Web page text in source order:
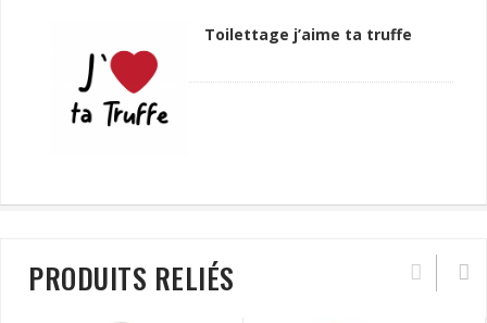
Toilettage j’aime ta truffe
PRODUITS RELIÉS